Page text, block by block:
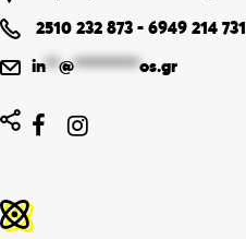
2510 232 873 - 6949 214 731
in**@**********os.gr
 